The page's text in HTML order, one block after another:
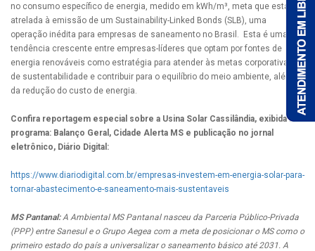
no consumo específico de energia, medido em kWh/m³, meta que está
atrelada à emissão de um Sustainability-Linked Bonds (SLB), uma
operação inédita para empresas de saneamento no Brasil. Esta é uma
tendência crescente entre empresas-líderes que optam por fontes de
energia renováveis como estratégia para atender às metas corporativas
de sustentabilidade e contribuir para o equilíbrio do meio ambiente, além
da redução do custo de energia.
Confira reportagem especial sobre a Usina Solar Cassilândia, exibida nos
programa: Balanço Geral, Cidade Alerta MS e publicação no jornal
eletrônico, Diário Digital:
https://www.diariodigital.com.br/empresas-investem-em-energia-solar-para-
tornar-abastecimento-e-saneamento-mais-sustentaveis
MS Pantanal: A Ambiental MS Pantanal nasceu da Parceria Público-Privada
(PPP) entre Sanesul e o Grupo Aegea com a meta de posicionar o MS como o
primeiro estado do país a universalizar o saneamento básico até 2031. A